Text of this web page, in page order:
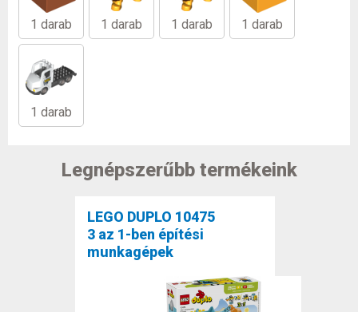
1 darab 1 darab 1 darab 1 darab
1 darab
Legnépszerűbb termékeink
LEGO DUPLO 10475
3 az 1-ben építési
munkagépek